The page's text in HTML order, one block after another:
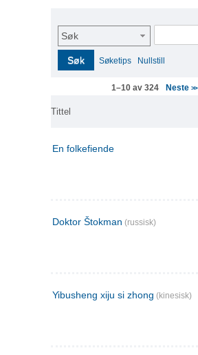
Søk
Søk Søketips Nullstill
1–10 av 324 Neste >>
Tittel
En folkefiende
Doktor Štokman (russisk)
Yibusheng xiju si zhong (kinesisk)